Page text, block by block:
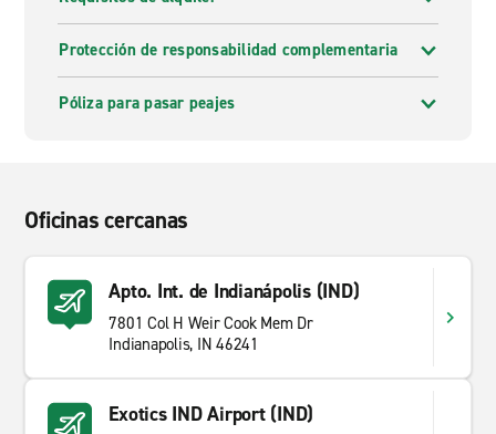
Protección de responsabilidad complementaria
Póliza para pasar peajes
Oficinas cercanas
Apto. Int. de Indianápolis (IND)
7801 Col H Weir Cook Mem Dr
Indianapolis, IN 46241
Exotics IND Airport (IND)